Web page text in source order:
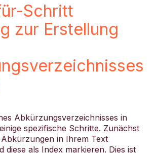
Schritt
zur Erstellung
Abkürzungsverzeichnisses in
spezifische Schritte. Zunächst
Abkürzungen in Ihrem Text
diese als Index markieren. Dies ist